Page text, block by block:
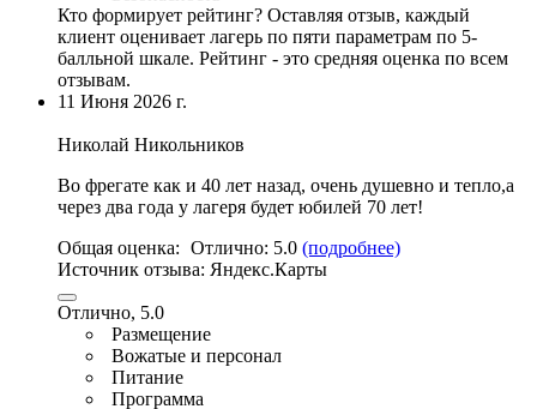
Кто формирует рейтинг? Оставляя отзыв, каждый
клиент оценивает лагерь по пяти параметрам по 5-
балльной шкале. Рейтинг - это средняя оценка по всем
отзывам.
11 Июня 2026 г.
Николай Никольников
Во фрегате как и 40 лет назад, очень душевно и тепло,а
через два года у лагеря будет юбилей 70 лет!
Общая оценка: Отлично: 5.0 (подробнее)
Источник отзыва: Яндекс.Карты
Отлично, 5.0
Размещение
Вожатые и персонал
Питание
Программа